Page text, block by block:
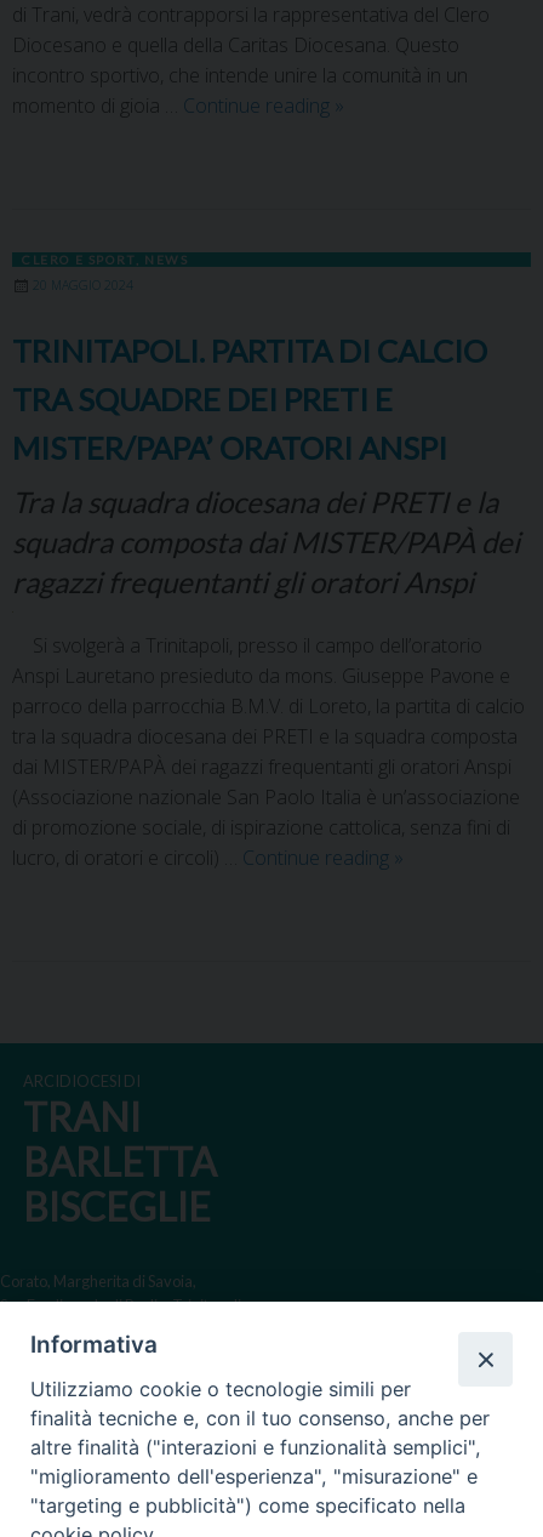
di Trani, vedrà contrapporsi la rappresentativa del Clero
Diocesano e quella della Caritas Diocesana. Questo
incontro sportivo, che intende unire la comunità in un
momento di gioia … Continue reading »
CLERO E SPORT NEWS
20 MAGGIO 2024
TRINITAPOLI. PARTITA DI CALCIO
TRA SQUADRE DEI PRETI E
MISTER/PAPA’ ORATORI ANSPI
Tra la squadra diocesana dei PRETI e la
squadra composta dai MISTER/PAPÀ dei
ragazzi frequentanti gli oratori Anspi
Si svolgerà a Trinitapoli, presso il campo dell’oratorio
Anspi Lauretano presieduto da mons. Giuseppe Pavone e
parroco della parrocchia B.M.V. di Loreto, la partita di calcio
tra la squadra diocesana dei PRETI e la squadra composta
dai MISTER/PAPÀ dei ragazzi frequentanti gli oratori Anspi
(Associazione nazionale San Paolo Italia è un’associazione
di promozione sociale, di ispirazione cattolica, senza fini di
lucro, di oratori e circoli) … Continue reading »
N
g
ARCIDIOCESI DI
TRANI
BARLETTA
BISCEGLIE
Corato, Margherita di Savoia,
San Ferdinando di Puglia, Trinitapoli
Sede arcivescovile suffraganea
Regione ecclesiastica Puglia
Via Beltrani, 9
76125 Trani BT
Centralino Tel. 0883 494211
Informativa
Utilizziamo cookie o tecnologie simili per
finalità tecniche e, con il tuo consenso, anche per
altre finalità ("interazioni e funzionalità semplici",
"miglioramento dell'esperienza", "misurazione" e
"targeting e pubblicità") come specificato nella